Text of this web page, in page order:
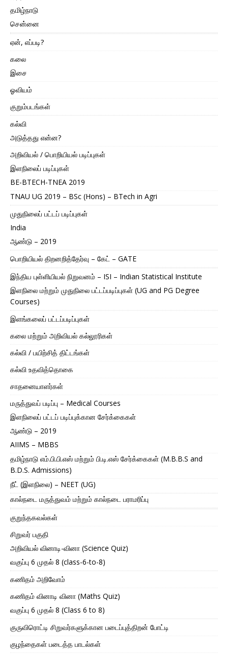
தமிழ்நாடு
சென்னை
ஏன், எப்படி?
கலை
இசை
ஓவியம்
குறும்படங்கள்
கல்வி
அடுத்தது என்ன?
அறிவியல் / பொறியியல் படிப்புகள்
இளநிலைப் படிப்புகள்
BE-BTECH-TNEA 2019
TNAU UG 2019 – BSc (Hons) – BTech in Agri
முதுநிலைப் பட்டப் படிப்புகள்
India
ஆண்டு – 2019
பொறியியல் திறனறித்தேர்வு – கேட் – GATE
இந்திய புள்ளியியல் நிறுவனம் – ISI – Indian Statistical Institute
இளநிலை மற்றும் முதுநிலை பட்டப்படிப்புகள் (UG and PG Degree
Courses)
இளங்கலைப் பட்டப்படிப்புகள்
கலை மற்றும் அறிவியல் கல்லூரிகள்
கல்வி / பயிற்சித் திட்டங்கள்
கல்வி உதவித்தொகை
சாதனையாளர்கள்
மருத்துவப் படிப்பு – Medical Courses
இளநிலைப் பட்டப் படிப்புக்கான சேர்க்கைகள்
ஆண்டு – 2019
AIIMS – MBBS
தமிழ்நாடு எம்.பி.பி.எஸ் மற்றும் பி.டி.எஸ் சேர்க்கைகள் (M.B.B.S and
B.D.S. Admissions)
நீட் (இளநிலை) – NEET (UG)
கால்நடை மருத்துவம் மற்றும் கால்நடை பராமரிப்பு
குறுந்தகவல்கள்
சிறுவர் பகுதி
அறிவியல் வினாடி-வினா (Science Quiz)
வகுப்பு 6 முதல் 8 (class-6-to-8)
கணிதம் அறிவோம்
கணிதம் வினாடி வினா (Maths Quiz)
வகுப்பு 6 முதல் 8 (Class 6 to 8)
குருவிரொட்டி சிறுவர்களுக்கான படைப்புத்திறன் போட்டி
குழந்தைகள் படைத்த பாடல்கள்